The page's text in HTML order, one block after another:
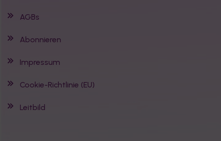
AGBs
Abonnieren
Impressum
Cookie-Richtlinie (EU)
Leitbild